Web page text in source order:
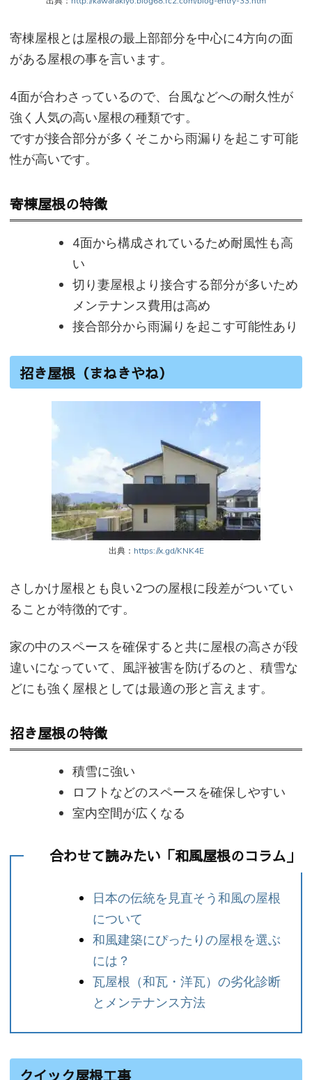
寄棟屋根とは屋根の最上部部分を中心に4方向の面
がある屋根の事を言います。
4面が合わさっているので、台風などへの耐久性が
強く人気の高い屋根の種類です。
ですが接合部分が多くそこから雨漏りを起こす可能
性が高いです。
寄棟屋根の特徴
4面から構成されているため耐風性も高
い
切り妻屋根より接合する部分が多いため
メンテナンス費用は高め
接合部分から雨漏りを起こす可能性あり
招き屋根（まねきやね）
出典： https://x.gd/KNK4E
さしかけ屋根とも良い2つの屋根に段差がついてい
ることが特徴的です。
家の中のスペースを確保すると共に屋根の高さが段
違いになっていて、風評被害を防げるのと、積雪な
どにも強く屋根としては最適の形と言えます。
招き屋根の特徴
積雪に強い
ロフトなどのスペースを確保しやすい
室内空間が広くなる
合わせて読みたい「和風屋根のコラム」
日本の伝統を見直そう和風の屋根
について
和風建築にぴったりの屋根を選ぶ
には？
瓦屋根（和瓦・洋瓦）の劣化診断
とメンテナンス方法
クイック屋根工事